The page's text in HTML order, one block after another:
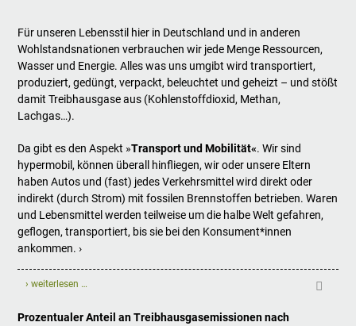
Für unseren Lebensstil hier in Deutschland und in anderen
Wohlstandsnationen verbrauchen wir jede Menge Ressourcen,
Wasser und Energie. Alles was uns umgibt wird transportiert,
produziert, gedüngt, verpackt, beleuchtet und geheizt – und stößt
damit Treibhausgase aus (Kohlenstoffdioxid, Methan,
Lachgas…).
Da gibt es den Aspekt »Transport und Mobilität«. Wir sind
hypermobil, können überall hinfliegen, wir oder unsere Eltern
haben Autos und (fast) jedes Verkehrsmittel wird direkt oder
indirekt (durch Strom) mit fossilen Brennstoffen betrieben. Waren
und Lebensmittel werden teilweise um die halbe Welt gefahren,
geflogen, transportiert, bis sie bei den Konsument*innen
ankommen. ›
› weiterlesen …
Prozentualer Anteil an Treibhausgasemissionen nach